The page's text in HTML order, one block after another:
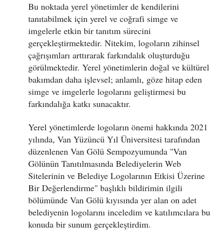
Bu noktada yerel yönetimler de kendilerini
tanıtabilmek için yerel ve coğrafi simge ve
imgelerle etkin bir tanıtım sürecini
gerçekleştirmektedir. Nitekim, logoların zihinsel
çağrışımları arttırarak farkındalık oluşturduğu
görülmektedir. Yerel yönetimlerin doğal ve kültürel
bakımdan daha işlevsel; anlamlı, göze hitap eden
simge ve imgelerle logolarını geliştirmesi bu
farkındalığa katkı sunacaktır.
Yerel yönetimlerde logoların önemi hakkında 2021
yılında, Van Yüzüncü Yıl Üniversitesi tarafından
düzenlenen Van Gölü Sempozyumunda "Van
Gölünün Tanıtılmasında Belediyelerin Web
Sitelerinin ve Belediye Logolarının Etkisi Üzerine
Bir Değerlendirme" başlıklı bildirimin ilgili
bölümünde Van Gölü kıyısında yer alan on adet
belediyenin logolarını inceledim ve katılımcılara bu
konuda bir sunum gerçekleştirdim.